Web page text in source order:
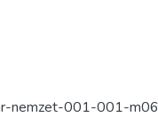
nemzet-001-001-